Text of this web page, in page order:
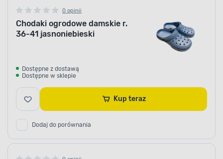
0 opinii
Chodaki ogrodowe damskie r.
36-41 jasnoniebieski
Dostępne z dostawą
Dostępne w sklepie
Kup teraz
Dodaj do porównania